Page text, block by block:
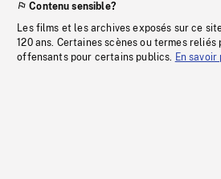
Contenu sensible?
Les films et les archives exposés sur ce
120 ans. Certaines scènes ou termes
offensants pour certains publics. En savoir